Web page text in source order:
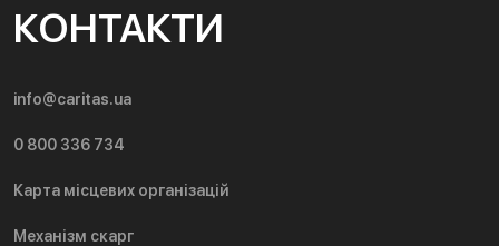
КОНТАКТИ
info@caritas.ua
0 800 336 734
Карта місцевих організацій
Механізм скарг